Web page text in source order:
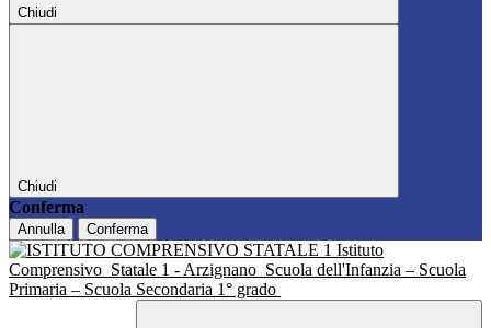
Chiudi
Chiudi
Conferma
Annulla Conferma
Istituto
Comprensivo Statale 1 - Arzignano Scuola dell'Infanzia – Scuola
Primaria – Scuola Secondaria 1° grado